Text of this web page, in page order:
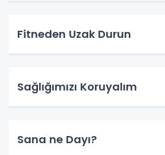
Fitneden Uzak Durun
Sağlığımızı Koruyalım
Sana ne Dayı?